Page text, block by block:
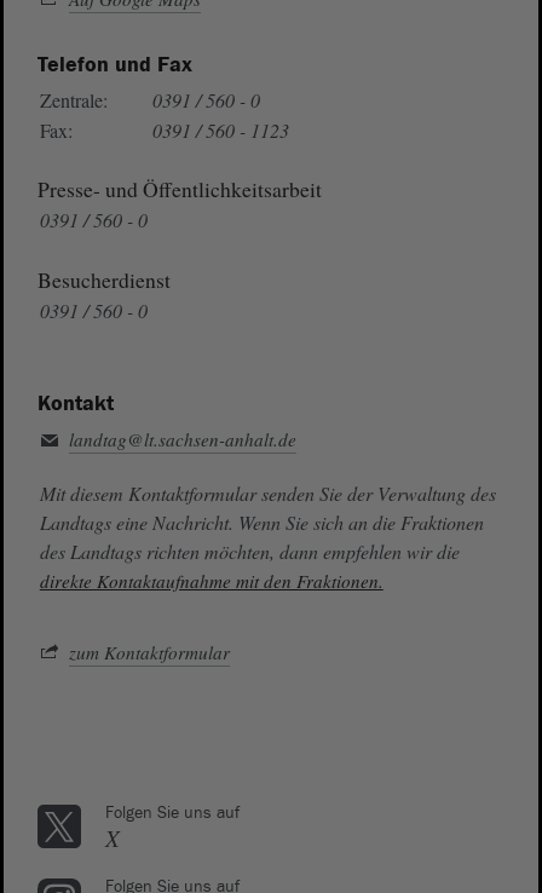
Telefon und Fax
Zentrale:
0391 / 560 - 0
Fax:
0391 / 560 - 1123
Presse- und Öffentlichkeitsarbeit
0391 / 560 - 0
Besucherdienst
0391 / 560 - 0
Kontakt
landtag@lt.sachsen-anhalt.de
Mit diesem Kontaktformular senden Sie der Verwaltung des
Landtags eine Nachricht. Wenn Sie sich an die Fraktionen
des Landtags richten möchten, dann empfehlen wir die
direkte Kontaktaufnahme mit den Fraktionen.
zum Kontaktformular
Folgen Sie uns auf
X
Folgen Sie uns auf